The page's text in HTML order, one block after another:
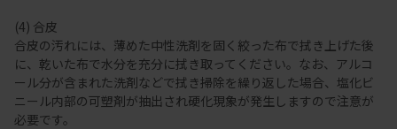
(4) 合皮
合皮の汚れには、薄めた中性洗剤を固く絞った布で拭き上げた後
に、乾いた布で水分を充分に拭き取ってください。なお、アルコ
ール分が含まれた洗剤などで拭き掃除を繰り返した場合、塩化ビ
ニール内部の可塑剤が抽出され硬化現象が発生しますので注意が
必要です。